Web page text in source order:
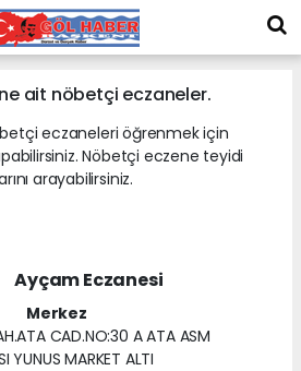
ait nöbetçi eczaneler.
eczaneleri öğrenmek için
Nöbetçi eczene teyidi
arayabilirsiniz.
Ayçam Eczanesi
Merkez
CAD.NO:30 A ATA ASM
YUNUS MARKET ALTI